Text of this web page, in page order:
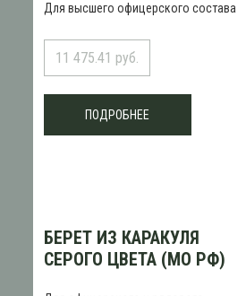
Для высшего офицерского состава
11 475.41 руб.
ПОДРОБНЕЕ
БЕРЕТ ИЗ КАРАКУЛЯ
СЕРОГО ЦВЕТА (МО РФ)